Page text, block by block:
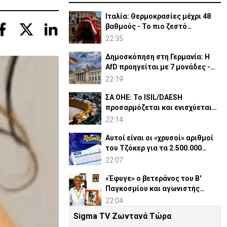
Ιταλία: Θερμοκρασίες μέχρι 48
βαθμούς - Το πιο ζεστό
καλοκαίρι των 100 χρόνων
22:35
Δημοσκόπηση στη Γερμανία: Η
AfD προηγείται με 7 μονάδες -
Διεύρυνε τη διαφορά
22:19
ΣΑ ΟΗΕ: Το ISIL/DAESH
προσαρμόζεται και ενισχύεται
στην Αφρική - Πώς απειλεί
22:14
Αυτοί είναι οι «χρυσοί» αριθμοί
του Τζόκερ για τα 2.500.000
ευρώ
22:07
«Έφυγε» ο βετεράνος του Β'
Παγκοσμίου και αγωνιστής
ΕΟΚΑ, Παύλος Μ. Κασάπης
22:04
«Όχι» 9 χωρών σε ισχυρισμό
Sigma TV Ζωντανά Τώρα